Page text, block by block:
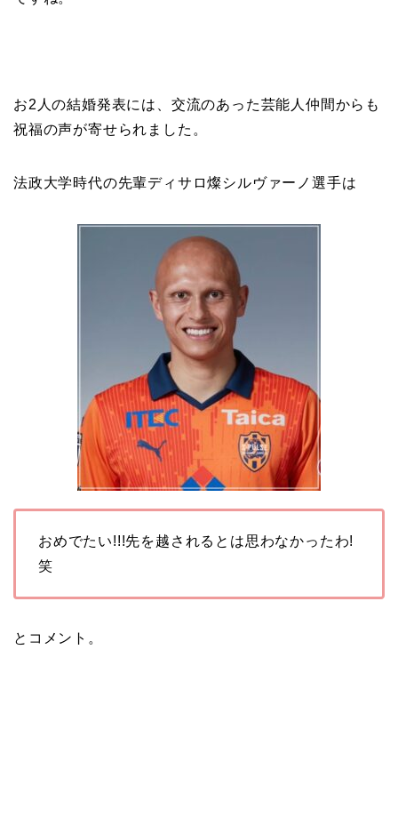
お2人の結婚発表には、交流のあった芸能人仲間からも
祝福の声が寄せられました。
法政大学時代の先輩ディサロ燦シルヴァーノ選手は
おめでたい!!!先を越されるとは思わなかったわ!
笑
とコメント。